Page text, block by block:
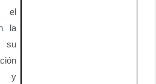
el
la
su
y